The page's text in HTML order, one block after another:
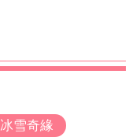
冰雪奇緣